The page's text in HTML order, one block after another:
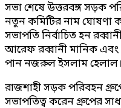
সভা শেষে উত্তরবঙ্গ সড়ক
নতুন কমিটির নাম ঘোষণা
সভাপতি নির্বাচিত হন
আরেফ রব্বানী মানিক এবং
পান নজরুল ইসলাম হেলাল।
রাজশাহী সড়ক পরিবহন
সভাপতিত্ব করেন গ্রুপের